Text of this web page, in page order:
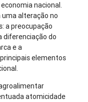
nacional.
alteração no
a preocupação
diferenciação do
e a
elementos
atomicidade